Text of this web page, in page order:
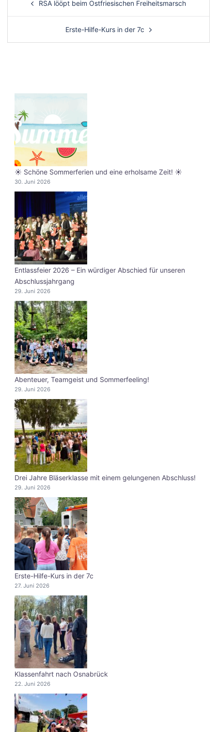
navigationRSA lööpt beim Ostfriesischen Freiheitsmarsch
Erste-Hilfe-Kurs in der 7c
☀️ Schöne Sommerferien und eine erholsame Zeit! ☀️
30. Juni 2026
Entlassfeier 2026 – Ein würdiger Abschied für unseren
Abschlussjahrgang
29. Juni 2026
Abenteuer, Teamgeist und Sommerfeeling!
29. Juni 2026
Drei Jahre Bläserklasse mit einem gelungenen Abschluss!
29. Juni 2026
Erste-Hilfe-Kurs in der 7c
27. Juni 2026
Klassenfahrt nach Osnabrück
22. Juni 2026